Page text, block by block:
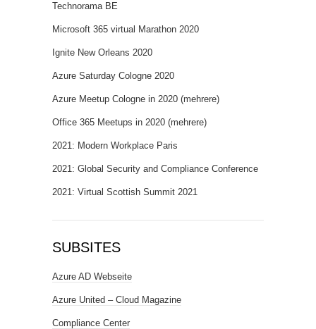
Technorama BE
Microsoft 365 virtual Marathon 2020
Ignite New Orleans 2020
Azure Saturday Cologne 2020
Azure Meetup Cologne in 2020 (mehrere)
Office 365 Meetups in 2020 (mehrere)
2021: Modern Workplace Paris
2021: Global Security and Compliance Conference
2021: Virtual Scottish Summit 2021
SUBSITES
Azure AD Webseite
Azure United – Cloud Magazine
Compliance Center